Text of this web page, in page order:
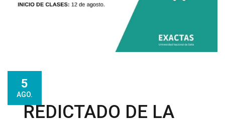
5
AGO.
REDICTADO DE LA